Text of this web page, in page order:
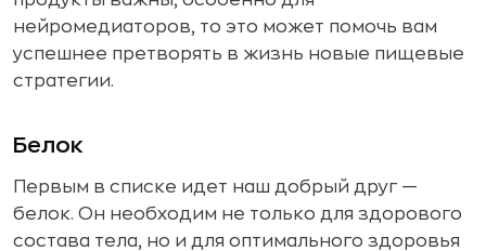
нейромедиаторов, то это может помочь вам
успешнее претворять в жизнь новые пищевые
стратегии.
Белок
Первым в списке идет наш добрый друг —
белок. Он необходим не только для здорового
состава тела, но и для оптимального здоровья